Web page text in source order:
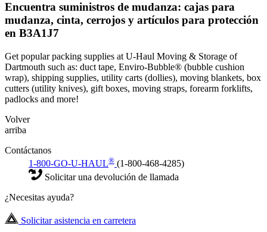
Encuentra suministros de mudanza: cajas para
mudanza, cinta, cerrojos y artículos para protección
en B3A1J7
Get popular packing supplies at U-Haul Moving & Storage of
Dartmouth such as: duct tape, Enviro-Bubble® (bubble cushion
wrap), shipping supplies, utility carts (dollies), moving blankets, box
cutters (utility knives), gift boxes, moving straps, forearm forklifts,
padlocks and more!
Volver
arriba
Contáctanos
1-800-GO-U-HAUL® (1-800-468-4285)
Solicitar una devolución de llamada
¿Necesitas ayuda?
Solicitar asistencia en carretera